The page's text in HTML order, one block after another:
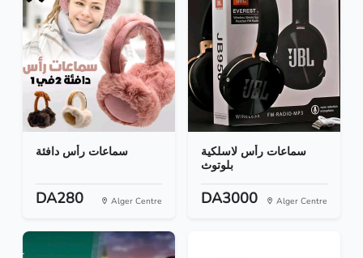
سماعات رأس دافئة
DA280 Alger Centre
سماعات رأس لاسلكية
بلوتوث
DA3000 Alger Centre